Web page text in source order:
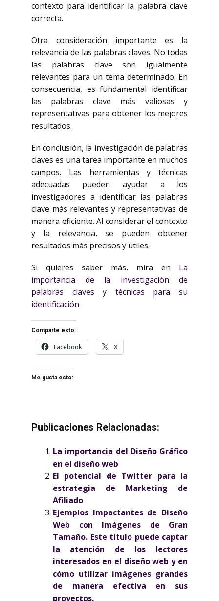
contexto para identificar la palabra clave
correcta.
Otra consideración importante es la
relevancia de las palabras claves. No todas
las palabras clave son igualmente
relevantes para un tema determinado. En
consecuencia, es fundamental identificar
las palabras clave más valiosas y
representativas para obtener los mejores
resultados.
En conclusión, la investigación de palabras
claves es una tarea importante en muchos
campos. Las herramientas y técnicas
adecuadas pueden ayudar a los
investigadores a identificar las palabras
clave más relevantes y representativas de
manera eficiente. Al considerar el contexto
y la relevancia, se pueden obtener
resultados más precisos y útiles.
Si quieres saber más, mira en La
importancia de la investigación de
palabras claves y técnicas para su
identificación
Comparte esto:
Facebook X
Me gusta esto:
Publicaciones Relacionadas:
La importancia del Diseño Gráfico
en el diseño web
El potencial de Twitter para la
estrategia de Marketing de
Afiliado
Ejemplos Impactantes de Diseño
Web con Imágenes de Gran
Tamaño. Este título puede captar
la atención de los lectores
interesados en el diseño web y en
cómo utilizar imágenes grandes
de manera efectiva en sus
proyectos.